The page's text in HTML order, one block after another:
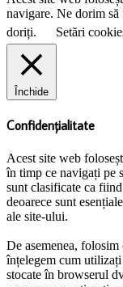
navigare. Ne dorim să
doriți.
Setări
Închide
Confidențialitate
Acest site web
în timp ce navigați pe
sunt clasificate ca
deoarece sunt
ale site-ului.
De asemenea, folosim
înțelegem cum
stocate în browserul